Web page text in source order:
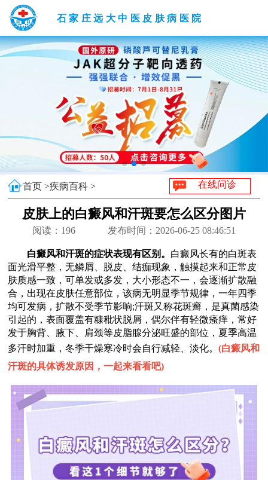
石家庄远大中医皮肤病医院
首页 >疾病百科 > 在线问诊
皮肤上的白癜风和汗斑要怎么区分图片
阅读： 196 发布时间：2026-06-25 08:46:51
白癜风和汗斑的症状表现有区别。 白癜风长有的白斑表
面光滑平整，无鳞屑、脱皮、结痂现象，触摸起来和正常皮
肤质感一致，可单发或多发，大小形态不一，会逐渐扩散融
合，出现在皮肤任意部位，该病无明显季节规律，一年四季
均可发病，扩散不受季节影响;汗斑又称花斑癣，是真菌感染
引起的，表面覆盖有糠秕状脱屑，偶尔伴有轻微瘙痒，常好
发于胸背、腋下、肩颈等皮脂腺分泌旺盛的部位，夏季高温
多汗时加重，冬季干燥寒冷时会自行减轻、淡化。(白癜风和
汗斑的具体诱发原因，一起来看看吧)